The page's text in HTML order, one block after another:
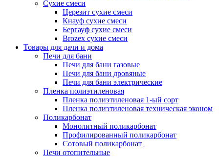
Сухие смеси
Церезит сухие смеси
Кнауф сухие смеси
Бергауф сухие смеси
Brozex сухие смеси
Товары для дачи и дома
Печи для бани
Печи для бани газовые
Печи для бани дровяные
Печи для бани электрические
Пленка полиэтиленовая
Пленка полиэтиленовая 1-ый сорт
Пленка полиэтиленовая техническая эконом
Поликарбонат
Монолитный поликарбонат
Профилированный поликарбонат
Сотовый поликарбонат
Печи отопительные